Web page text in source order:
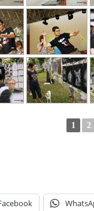
Session v amfiku má
výborné vínko aj skvelé
ruka v ruke s
Trnavskej Hit Beach
v centre Trnavy mimoriadne